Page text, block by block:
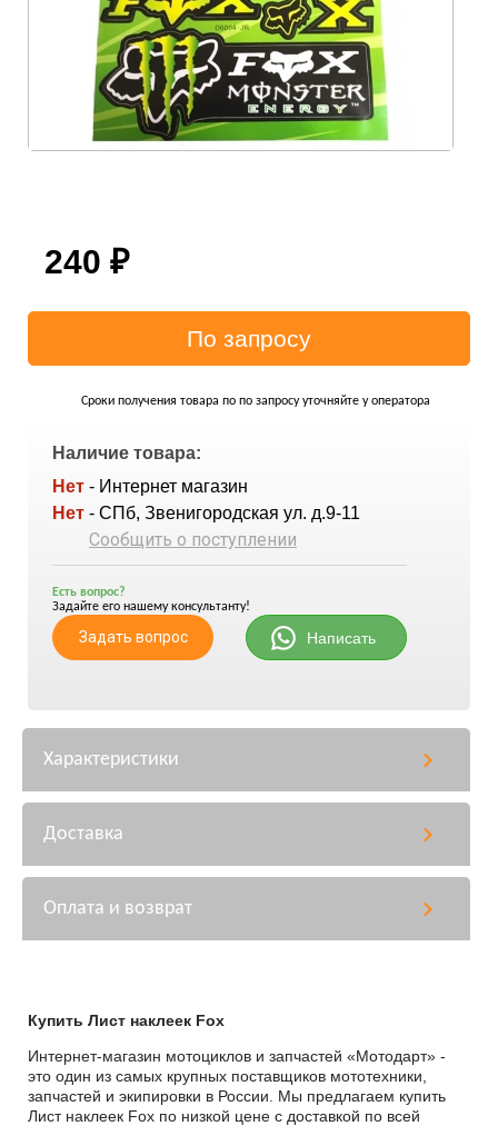
240 ₽
Сроки получения товара по по запросу уточняйте у оператора
Наличие товара:
Нет - Интернет магазин
Нет - СПб, Звенигородская ул. д.9-11
Сообщить о поступлении
Есть вопрос?
Задайте его нашему консультанту!
Задать вопрос Написать
Характеристики
Доставка
Оплата и возврат
Купить Лист наклеек Fox
Интернет-магазин мотоциклов и запчастей «Мотодарт» -
это один из самых крупных поставщиков мототехники,
запчастей и экипировки в России. Мы предлагаем купить
Лист наклеек Fox по низкой цене с доставкой по всей